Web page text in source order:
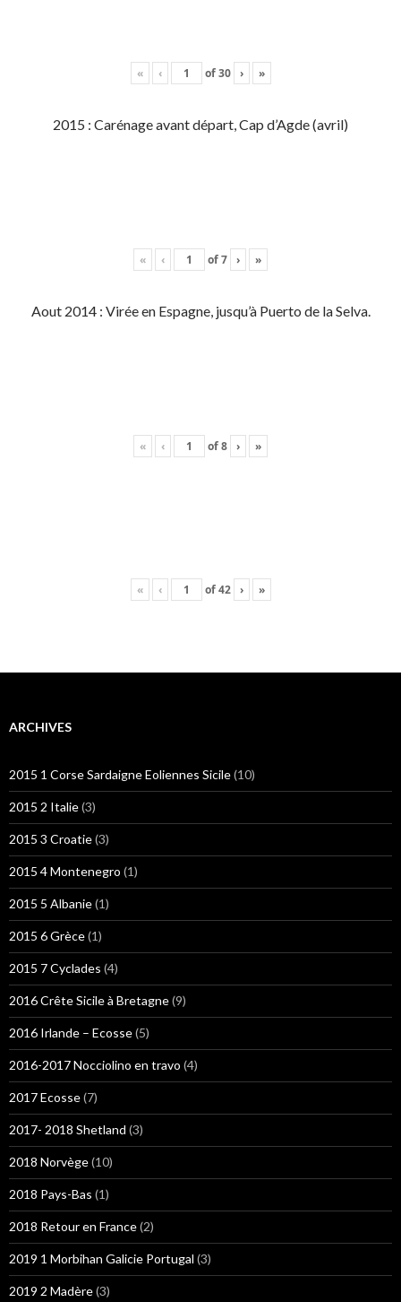
« ‹ of30 › »
2015 : Carénage avant départ, Cap d’Agde (avril)
« ‹ of7 › »
Aout 2014 : Virée en Espagne, jusqu’à Puerto de la Selva.
« ‹ of8 › »
« ‹ of42 › »
ARCHIVES
2015 1 Corse Sardaigne Eoliennes Sicile(10)
2015 2 Italie(3)
2015 3 Croatie(3)
2015 4 Montenegro (1)
2015 5 Albanie(1)
2015 6 Grèce(1)
2015 7 Cyclades (4)
2016 Crête Sicile à Bretagne(9)
2016 Irlande – Ecosse(5)
2016-2017 Nocciolino en travo (4)
2017 Ecosse(7)
2017- 2018 Shetland (3)
2018 Norvège(10)
2018 Pays-Bas (1)
2018 Retour en France(2)
2019 1 Morbihan Galicie Portugal (3)
2019 2 Madère(3)